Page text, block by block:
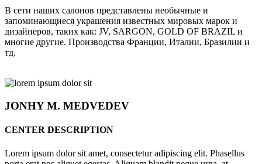
В сети наших салонов представлены необычные и
запоминающиеся украшения известных мировых марок и
дизайнеров, таких как: JV, SARGON, GOLD OF BRAZIL и
многие другие. Производства Франции, Италии, Бразилии и
тд.
JONHYM. MEDVEDEV
CENTER DESCRIPTION
Lorem ipsum dolor sit amet, consectetur adipiscing elit. Phasellus